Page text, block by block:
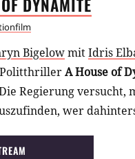
DYNAMITE
BigelowmitIdris
A House of
Regierung
wer